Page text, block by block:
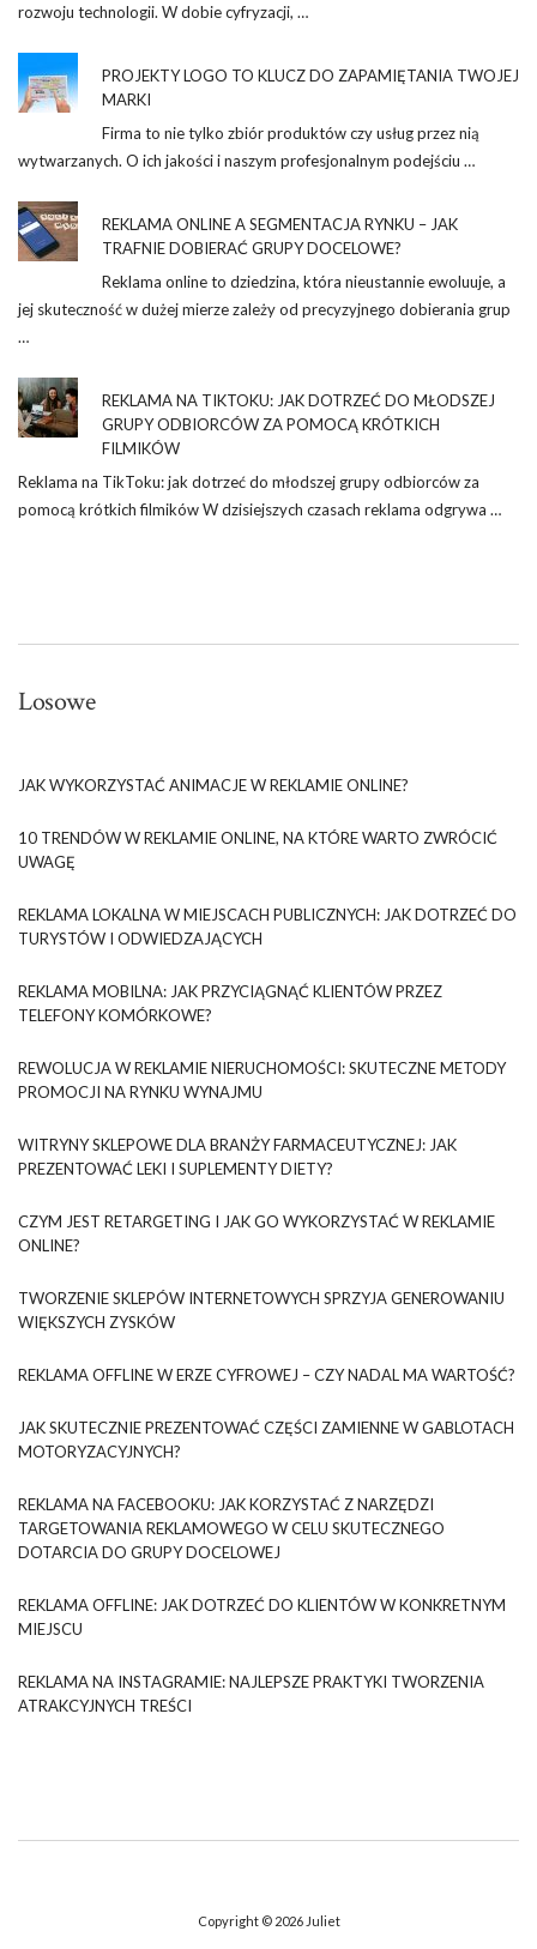
rozwoju technologii. W dobie cyfryzacji, …
PROJEKTY LOGO TO KLUCZ DO ZAPAMIĘTANIA TWOJEJ
MARKI
Firma to nie tylko zbiór produktów czy usług przez nią
wytwarzanych. O ich jakości i naszym profesjonalnym podejściu …
REKLAMA ONLINE A SEGMENTACJA RYNKU – JAK
TRAFNIE DOBIERAĆ GRUPY DOCELOWE?
Reklama online to dziedzina, która nieustannie ewoluuje, a
jej skuteczność w dużej mierze zależy od precyzyjnego dobierania grup
…
REKLAMA NA TIKTOKU: JAK DOTRZEĆ DO MŁODSZEJ
GRUPY ODBIORCÓW ZA POMOCĄ KRÓTKICH
FILMIKÓW
Reklama na TikToku: jak dotrzeć do młodszej grupy odbiorców za
pomocą krótkich filmików W dzisiejszych czasach reklama odgrywa …
Losowe
JAK WYKORZYSTAĆ ANIMACJE W REKLAMIE ONLINE?
10 TRENDÓW W REKLAMIE ONLINE, NA KTÓRE WARTO ZWRÓCIĆ
UWAGĘ
REKLAMA LOKALNA W MIEJSCACH PUBLICZNYCH: JAK DOTRZEĆ DO
TURYSTÓW I ODWIEDZAJĄCYCH
REKLAMA MOBILNA: JAK PRZYCIĄGNĄĆ KLIENTÓW PRZEZ
TELEFONY KOMÓRKOWE?
REWOLUCJA W REKLAMIE NIERUCHOMOŚCI: SKUTECZNE METODY
PROMOCJI NA RYNKU WYNAJMU
WITRYNY SKLEPOWE DLA BRANŻY FARMACEUTYCZNEJ: JAK
PREZENTOWAĆ LEKI I SUPLEMENTY DIETY?
CZYM JEST RETARGETING I JAK GO WYKORZYSTAĆ W REKLAMIE
ONLINE?
TWORZENIE SKLEPÓW INTERNETOWYCH SPRZYJA GENEROWANIU
WIĘKSZYCH ZYSKÓW
REKLAMA OFFLINE W ERZE CYFROWEJ – CZY NADAL MA WARTOŚĆ?
JAK SKUTECZNIE PREZENTOWAĆ CZĘŚCI ZAMIENNE W GABLOTACH
MOTORYZACYJNYCH?
REKLAMA NA FACEBOOKU: JAK KORZYSTAĆ Z NARZĘDZI
TARGETOWANIA REKLAMOWEGO W CELU SKUTECZNEGO
DOTARCIA DO GRUPY DOCELOWEJ
REKLAMA OFFLINE: JAK DOTRZEĆ DO KLIENTÓW W KONKRETNYM
MIEJSCU
REKLAMA NA INSTAGRAMIE: NAJLEPSZE PRAKTYKI TWORZENIA
ATRAKCYJNYCH TREŚCI
Copyright © 2026 Juliet